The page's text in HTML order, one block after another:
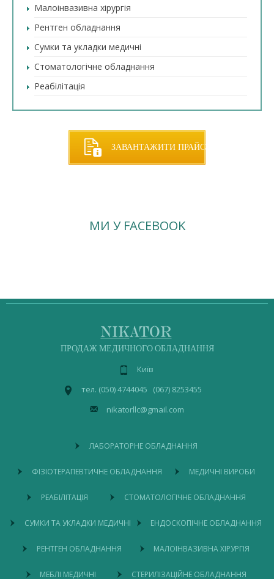
Малоінвазивна хірургія
Рентген обладнання
Сумки та укладки медичні
Стоматологічне обладнання
Реабілітація
ЗАВАНТАЖИТИ ПРАЙС
МИ У FACEBOOK
ПРОДАЖ МЕДИЧНОГО ОБЛАДНАННЯ
Київ
тел. (050) 4744045 (067) 8253455
nikatorllc@gmail.com
ЛАБОРАТОРНЕ ОБЛАДНАННЯ
ФІЗІОТЕРАПЕВТИЧНЕ ОБЛАДНАННЯ МЕДИЧНІ ВИРОБИ
РЕАБІЛІТАЦІЯ СТОМАТОЛОГІЧНЕ ОБЛАДНАННЯ
СУМКИ ТА УКЛАДКИ МЕДИЧНІ ЕНДОСКОПІЧНЕ ОБЛАДНАННЯ
РЕНТГЕН ОБЛАДНАННЯ МАЛОІНВАЗИВНА ХІРУРГІЯ
МЕБЛІ МЕДИЧНІ СТЕРИЛІЗАЦІЙНЕ ОБЛАДНАННЯ